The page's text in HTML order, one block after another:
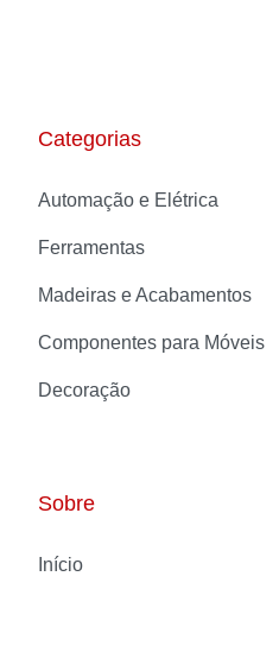
Categorias
Automação e Elétrica
Ferramentas
Madeiras e Acabamentos
Componentes para Móveis
Decoração
Sobre
Início